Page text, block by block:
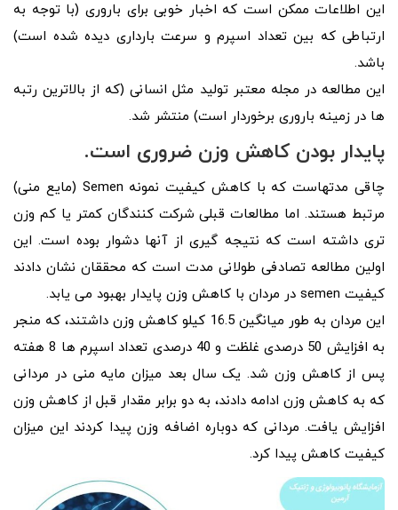
این اطلاعات ممکن است که اخبار خوبی برای باروری (با توجه به
ارتباطی که بین تعداد اسپرم و سرعت بارداری دیده شده است)
باشد.
این مطالعه در مجله معتبر تولید مثل انسانی (که از بالاترین رتبه
ها در زمینه باروری برخوردار است) منتشر شد.
پایدار بودن کاهش وزن ضروری است.
چاقی مدتهاست که با کاهش کیفیت نمونه Semen (مایع منی)
مرتبط هستند. اما مطالعات قبلی شرکت کنندگان کمتر یا کم وزن
تری داشته است که نتیجه گیری از آنها دشوار بوده است. این
اولین مطالعه تصادفی طولانی مدت است که محققان نشان دادند
کیفیت semen در مردان با کاهش وزن پایدار بهبود می یابد.
این مردان به طور میانگین 16.5 کیلو کاهش وزن داشتند، که منجر
به افزایش 50 درصدی غلظت و 40 درصدی تعداد اسپرم ها 8 هفته
پس از کاهش وزن شد. یک سال بعد میزان مایه منی در مردانی
که به کاهش وزن ادامه دادند، به دو برابر مقدار قبل از کاهش وزن
افزایش یافت. مردانی که دوباره اضافه وزن پیدا کردند این میزان
کیفیت کاهش پیدا کرد.